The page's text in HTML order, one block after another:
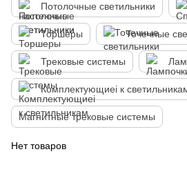
Потолочные светильники
Торшеры Точечные
Трековые системы
Комплектующиеі к
Магнитные трековые системы
Нет товаров